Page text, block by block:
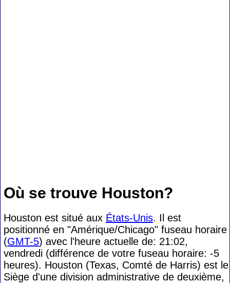
Où se trouve Houston?
Houston est situé aux États-Unis. Il est
positionné en "Amérique/Chicago" fuseau horaire
(GMT-5) avec l'heure actuelle de: 21:02,
vendredi (différence de votre fuseau horaire: -5
heures). Houston (Texas, Comté de Harris) est le
Siège d'une division administrative de deuxième,